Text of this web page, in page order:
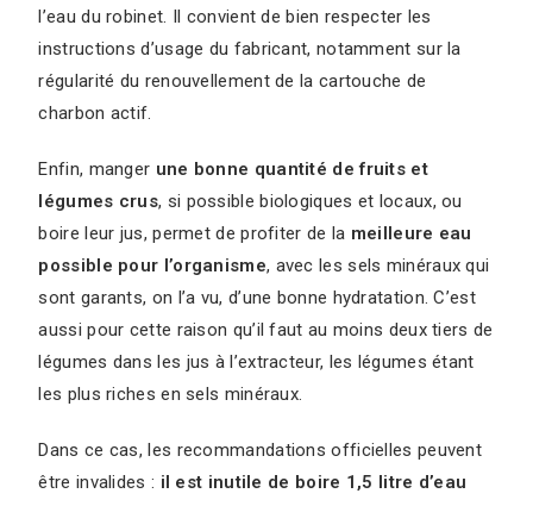
l’eau du robinet. Il convient de bien respecter les
instructions d’usage du fabricant, notamment sur la
régularité du renouvellement de la cartouche de
charbon actif.
Enfin, manger une bonne quantité de fruits et
légumes crus, si possible biologiques et locaux, ou
boire leur jus, permet de profiter de la meilleure eau
possible pour l’organisme, avec les sels minéraux qui
sont garants, on l’a vu, d’une bonne hydratation. C’est
aussi pour cette raison qu’il faut au moins deux tiers de
légumes dans les jus à l’extracteur, les légumes étant
les plus riches en sels minéraux.
Dans ce cas, les recommandations officielles peuvent
être invalides : il est inutile de boire 1,5 litre d’eau